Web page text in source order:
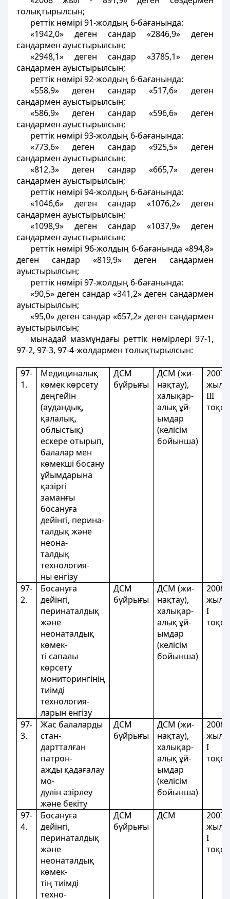
толықтырылсын;
реттік нөмірі 91-жолдың 6-бағанында:
«1942,0» деген сандар «2846,9» деген
сандармен ауыстырылсын;
«2948,1» деген сандар «3785,1» деген
сандармен ауыстырылсын;
реттік нөмірі 92-жолдың 6-бағанында:
«558,9» деген сандар «517,6» деген
сандармен ауыстырылсын;
«586,9» деген сандар «596,6» деген
сандармен ауыстырылсын;
реттік нөмірі 93-жолдың 6-бағанында:
«773,6» деген сандар «925,5» деген
сандармен ауыстырылсын;
«812,3» деген сандар «665,7» деген
сандармен ауыстырылсын;
реттік нөмірі 94-жолдың 6-бағанында:
«1046,6» деген сандар «1076,2» деген
сандармен ауыстырылсын;
«1098,9» деген сандар «1037,9» деген
сандармен ауыстырылсын;
реттік нөмірі 96-жолдың 6-бағанында «894,8»
деген сандар «819,9» деген сандармен
ауыстырылсын;
реттік нөмірі 97-жолдың 6-бағанында:
«90,5» деген сандар «341,2» деген сандармен
ауыстырылсын;
«95,0» деген сандар «657,2» деген сандармен
ауыстырылсын;
мынадай мазмұндағы реттік нөмірлері 97-1,
97-2, 97-3, 97-4-жолдармен толықтырылсын:
97-
1.
Медициналық
көмек көрсету
деңгейін
(аудандық,
қалалық,
облыстық)
ескере отырып,
балалар мен
көмекші босану
ұйымдарына
қазіргi
заманғы
босануға
дейінгі, перина-
талдық және
неона-
талдық
технология-
ны енгізу
ДСМ
бұйрығы
ДСМ (жи-
нақтау),
халықар-
алық ұй-
ымдар
(келісім
бойынша)
2007
III
97-
2.
Босануға
дейінгі,
перинаталдық
және
неонаталдық
көмек-
ті сапалы
көрсету
мониторингінің
тиімді
технология-
ларын енгізу
ДСМ
бұйрығы
ДСМ (жи-
нақтау),
халықар-
алық ұй-
ымдар
(келісім
бойынша)
2008
І
97-
3.
Жас балаларды
стан-
дартталған
патрон-
ажды қадағалау
мо-
дулін әзірлеу
және бекіту
ДСМ
бұйрығы
ДСМ (жи-
нақтау),
халықар-
алық ұй-
ымдар
(келісім
бойынша)
2008
І
97-
4.
Босануға
дейінгі,
перинаталдық
және
неонаталдық
көмек-
тің тиімді
техно-
ДСМ
бұйрығы
ДСМ
2007
І